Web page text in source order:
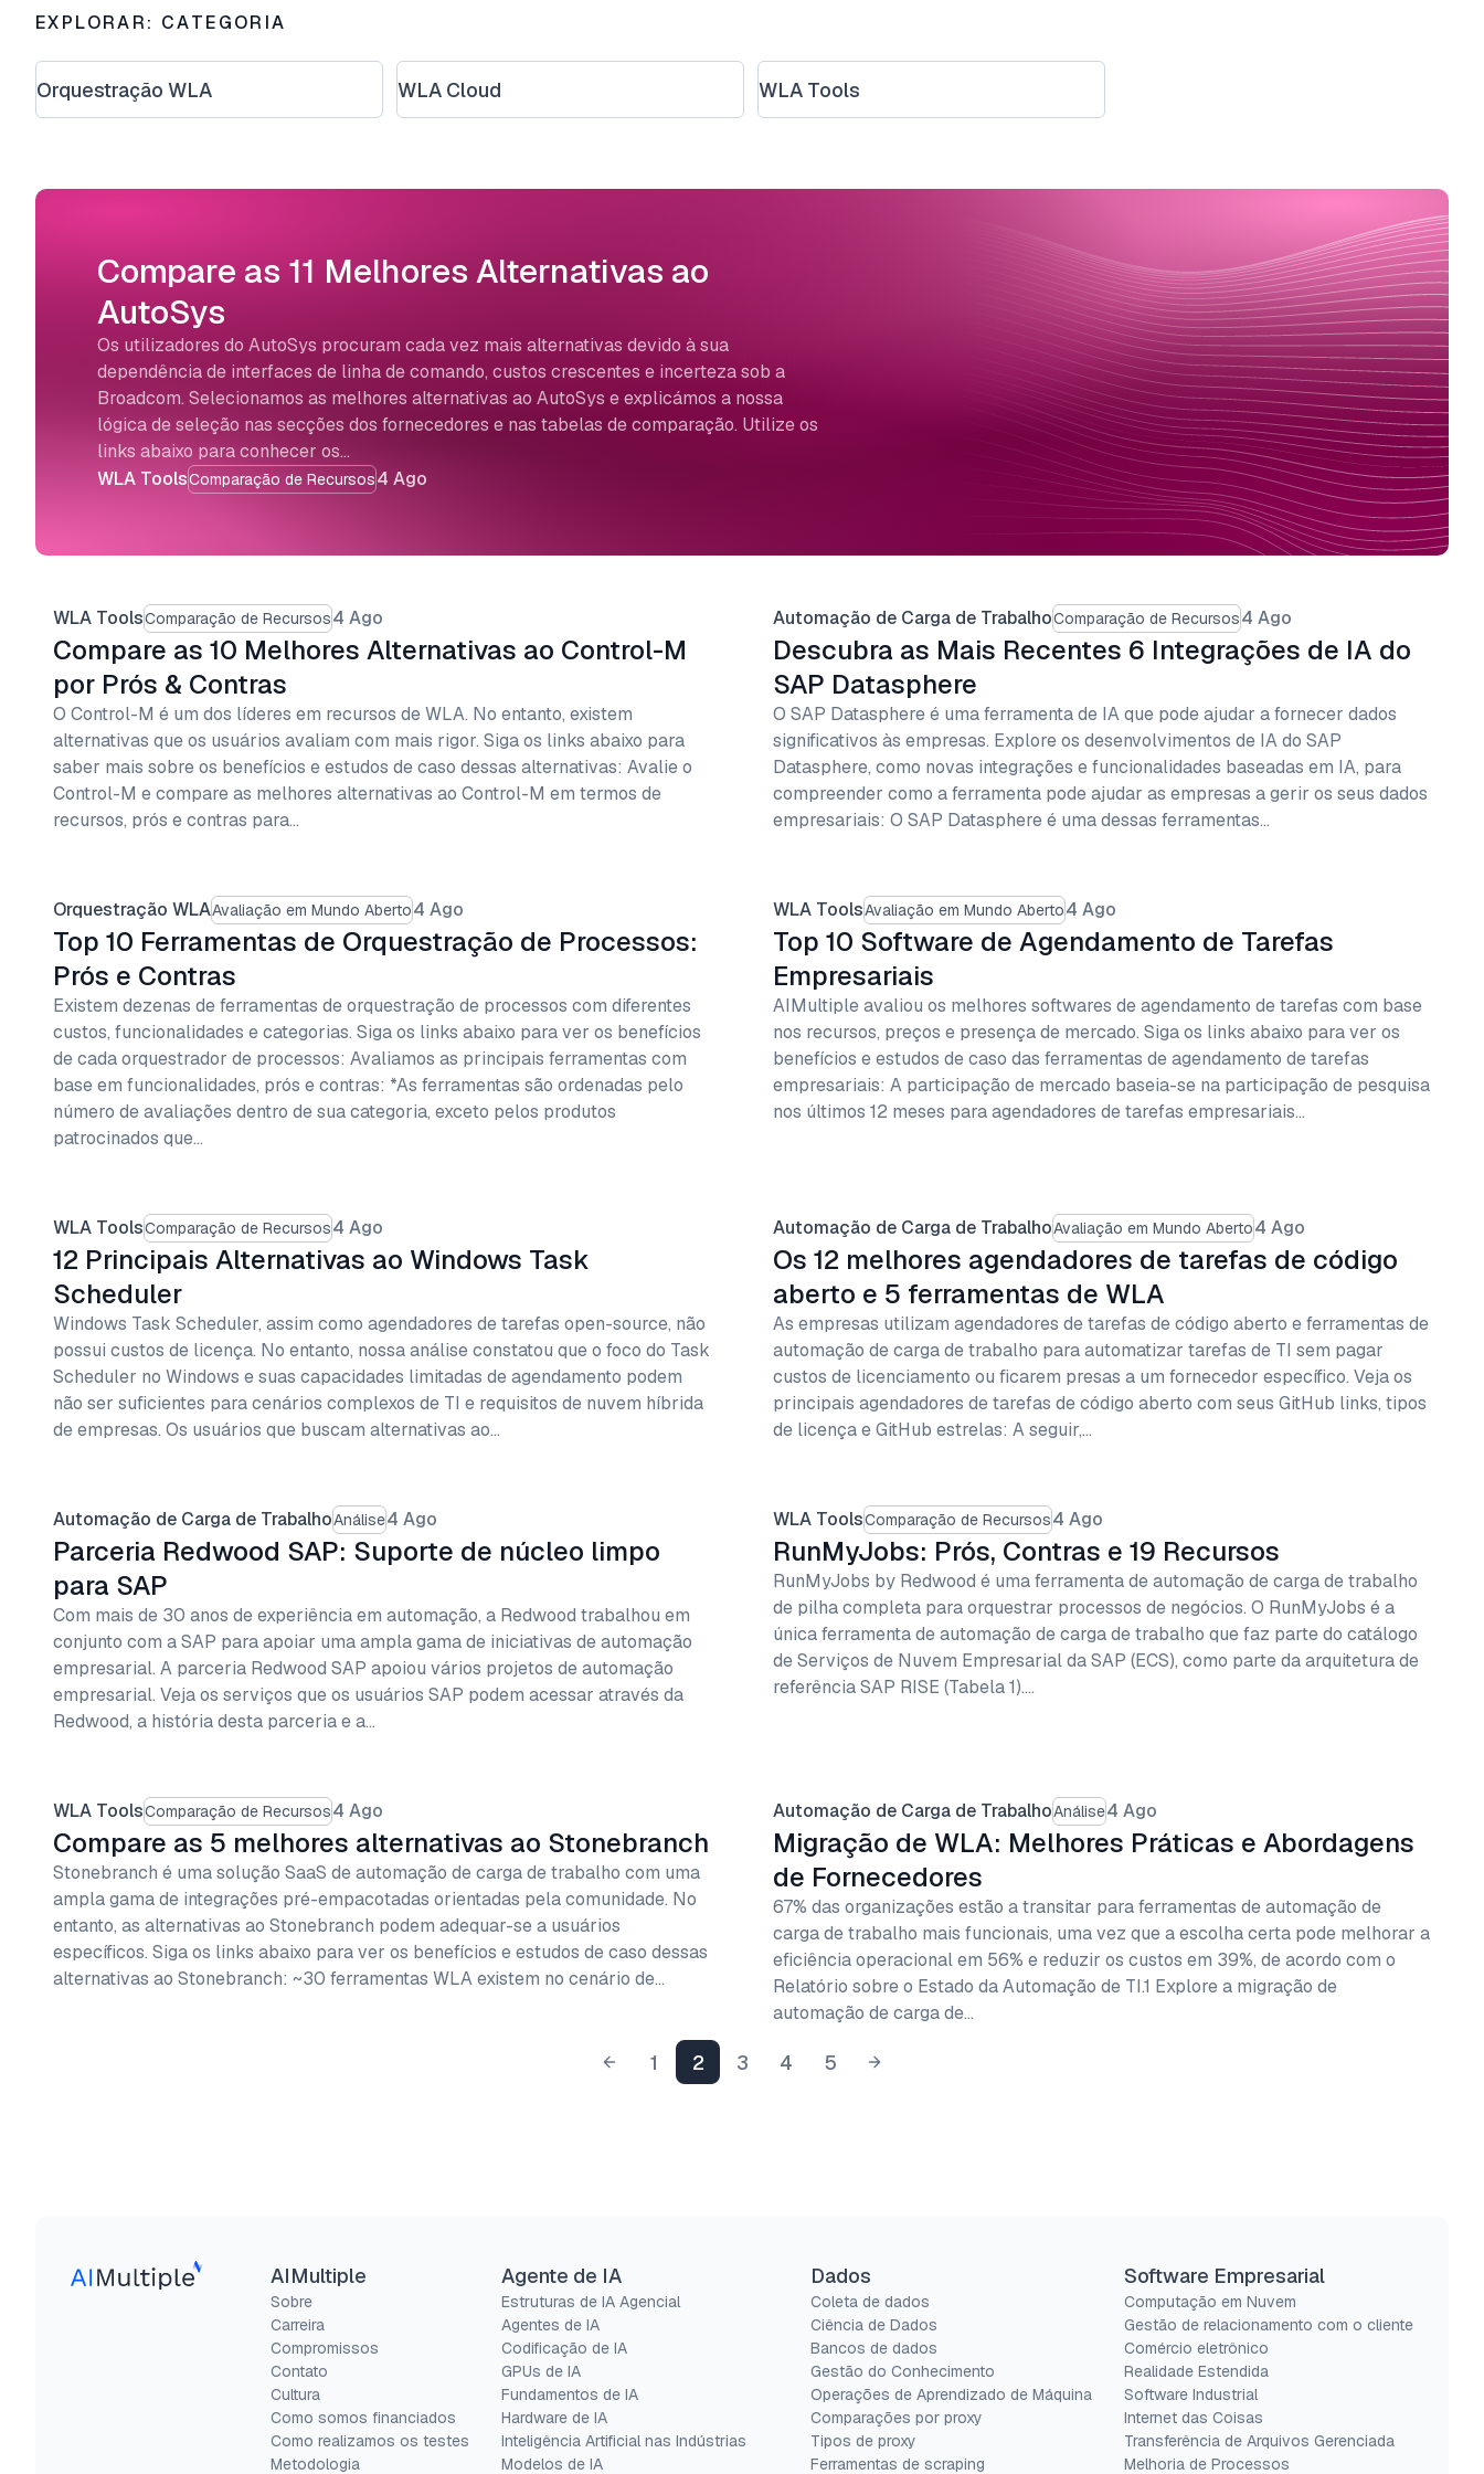
EXPLORAR: CATEGORIA
Orquestração WLA WLA Cloud WLA Tools
Compare as 11 Melhores Alternativas ao
AutoSys
WLA ToolsComparação de Recursos4 Ago
Os utilizadores do AutoSys procuram cada vez mais alternativas devido à sua
dependência de interfaces de linha de comando, custos crescentes e incerteza sob a
Broadcom. Selecionamos as melhores alternativas ao AutoSys e explicámos a nossa
lógica de seleção nas secções dos fornecedores e nas tabelas de comparação. Utilize os
links abaixo para conhecer os…
WLA ToolsComparação de Recursos4 Ago
Compare as 10 Melhores Alternativas ao Control-M
por Prós & Contras
O Control-M é um dos líderes em recursos de WLA. No entanto, existem
alternativas que os usuários avaliam com mais rigor. Siga os links abaixo para
saber mais sobre os benefícios e estudos de caso dessas alternativas: Avalie o
Control-M e compare as melhores alternativas ao Control-M em termos de
recursos, prós e contras para…
Automação de Carga de TrabalhoComparação de Recursos4 Ago
Descubra as Mais Recentes 6 Integrações de IA do
SAP Datasphere
O SAP Datasphere é uma ferramenta de IA que pode ajudar a fornecer dados
significativos às empresas. Explore os desenvolvimentos de IA do SAP
Datasphere, como novas integrações e funcionalidades baseadas em IA, para
compreender como a ferramenta pode ajudar as empresas a gerir os seus dados
empresariais: O SAP Datasphere é uma dessas ferramentas…
Orquestração WLAAvaliação em Mundo Aberto4 Ago
Top 10 Ferramentas de Orquestração de Processos:
Prós e Contras
Existem dezenas de ferramentas de orquestração de processos com diferentes
custos, funcionalidades e categorias. Siga os links abaixo para ver os benefícios
de cada orquestrador de processos: Avaliamos as principais ferramentas com
base em funcionalidades, prós e contras: *As ferramentas são ordenadas pelo
número de avaliações dentro de sua categoria, exceto pelos produtos
patrocinados que…
WLA ToolsAvaliação em Mundo Aberto4 Ago
Top 10 Software de Agendamento de Tarefas
Empresariais
AIMultiple avaliou os melhores softwares de agendamento de tarefas com base
nos recursos, preços e presença de mercado. Siga os links abaixo para ver os
benefícios e estudos de caso das ferramentas de agendamento de tarefas
empresariais: A participação de mercado baseia-se na participação de pesquisa
nos últimos 12 meses para agendadores de tarefas empresariais…
WLA ToolsComparação de Recursos4 Ago
12 Principais Alternativas ao Windows Task
Scheduler
Windows Task Scheduler, assim como agendadores de tarefas open-source, não
possui custos de licença. No entanto, nossa análise constatou que o foco do Task
Scheduler no Windows e suas capacidades limitadas de agendamento podem
não ser suficientes para cenários complexos de TI e requisitos de nuvem híbrida
de empresas. Os usuários que buscam alternativas ao…
Automação de Carga de TrabalhoAvaliação em Mundo Aberto4 Ago
Os 12 melhores agendadores de tarefas de código
aberto e 5 ferramentas de WLA
As empresas utilizam agendadores de tarefas de código aberto e ferramentas de
automação de carga de trabalho para automatizar tarefas de TI sem pagar
custos de licenciamento ou ficarem presas a um fornecedor específico. Veja os
principais agendadores de tarefas de código aberto com seus GitHub links, tipos
de licença e GitHub estrelas: A seguir,…
Automação de Carga de TrabalhoAnálise4 Ago
Parceria Redwood SAP: Suporte de núcleo limpo
para SAP
Com mais de 30 anos de experiência em automação, a Redwood trabalhou em
conjunto com a SAP para apoiar uma ampla gama de iniciativas de automação
empresarial. A parceria Redwood SAP apoiou vários projetos de automação
empresarial. Veja os serviços que os usuários SAP podem acessar através da
Redwood, a história desta parceria e a…
WLA ToolsComparação de Recursos4 Ago
RunMyJobs: Prós, Contras e 19 Recursos
RunMyJobs by Redwood é uma ferramenta de automação de carga de trabalho
de pilha completa para orquestrar processos de negócios. O RunMyJobs é a
única ferramenta de automação de carga de trabalho que faz parte do catálogo
de Serviços de Nuvem Empresarial da SAP (ECS), como parte da arquitetura de
referência SAP RISE (Tabela 1).…
WLA ToolsComparação de Recursos4 Ago
Compare as 5 melhores alternativas ao Stonebranch
Stonebranch é uma solução SaaS de automação de carga de trabalho com uma
ampla gama de integrações pré-empacotadas orientadas pela comunidade. No
entanto, as alternativas ao Stonebranch podem adequar-se a usuários
específicos. Siga os links abaixo para ver os benefícios e estudos de caso dessas
alternativas ao Stonebranch: ~30 ferramentas WLA existem no cenário de…
Automação de Carga de TrabalhoAnálise4 Ago
Migração de WLA: Melhores Práticas e Abordagens
de Fornecedores
67% das organizações estão a transitar para ferramentas de automação de
carga de trabalho mais funcionais, uma vez que a escolha certa pode melhorar a
eficiência operacional em 56% e reduzir os custos em 39%, de acordo com o
Relatório sobre o Estado da Automação de TI.1 Explore a migração de
automação de carga de…
1 2 3 4 5
AIMultiple
Sobre
Carreira
Compromissos
Contato
Cultura
Como somos financiados
Como realizamos os testes
Metodologia
Agente de IA
Estruturas de IA Agencial
Agentes de IA
Codificação de IA
GPUs de IA
Fundamentos de IA
Hardware de IA
Inteligência Artificial nas Indústrias
Modelos de IA
Dados
Coleta de dados
Ciência de Dados
Bancos de dados
Gestão do Conhecimento
Operações de Aprendizado de Máquina
Comparações por proxy
Tipos de proxy
Ferramentas de scraping
Software Empresarial
Computação em Nuvem
Gestão de relacionamento com o cliente
Comércio eletrônico
Realidade Estendida
Software Industrial
Internet das Coisas
Transferência de Arquivos Gerenciada
Melhoria de Processos